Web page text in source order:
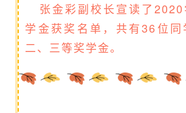
张金彩副校长宣读了2020
学金获奖名单，共有36位同
二、三等奖学金。